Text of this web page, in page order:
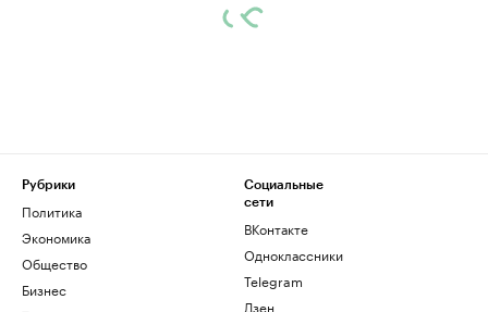
Рубрики
Политика
Экономика
Общество
Бизнес
Социальные
сети
ВКонтакте
Одноклассники
Telegram
Дзен